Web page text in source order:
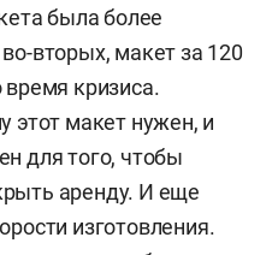
была более
вторых, макет за 120
кризиса.
этот макет нужен, и
для того, чтобы
аренду. И еще
изготовления.